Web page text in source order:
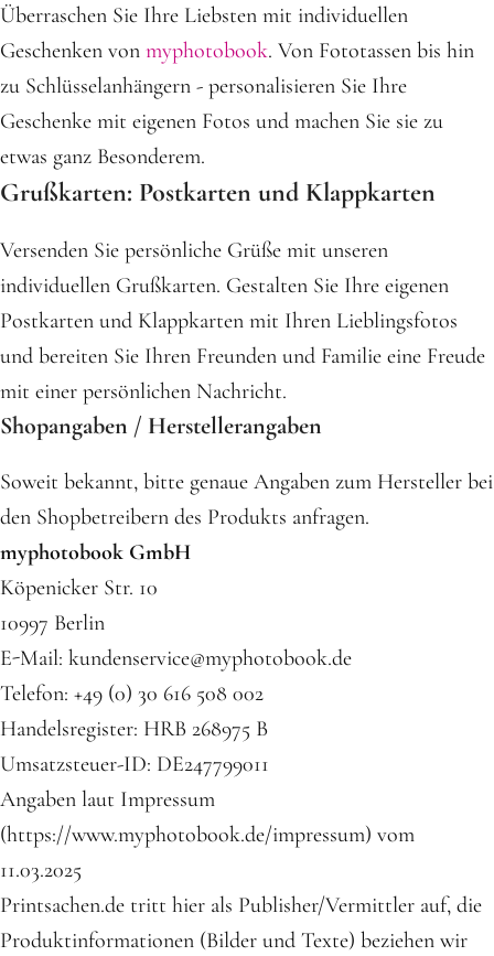
Überraschen Sie Ihre Liebsten mit individuellen
Geschenken von myphotobook. Von Fototassen bis hin
zu Schlüsselanhängern - personalisieren Sie Ihre
Geschenke mit eigenen Fotos und machen Sie sie zu
etwas ganz Besonderem.
Grußkarten: Postkarten und Klappkarten
Versenden Sie persönliche Grüße mit unseren
individuellen Grußkarten. Gestalten Sie Ihre eigenen
Postkarten und Klappkarten mit Ihren Lieblingsfotos
und bereiten Sie Ihren Freunden und Familie eine Freude
mit einer persönlichen Nachricht.
Shopangaben / Herstellerangaben
Soweit bekannt, bitte genaue Angaben zum Hersteller bei
den Shopbetreibern des Produkts anfragen.
myphotobook GmbH
Köpenicker Str. 10
10997 Berlin
E-Mail: kundenservice@myphotobook.de
Telefon: +49 (0) 30 616 508 002
Handelsregister: HRB 268975 B
Umsatzsteuer-ID: DE247799011
Angaben laut Impressum
(https://www.myphotobook.de/impressum) vom
11.03.2025
Printsachen.de tritt hier als Publisher/Vermittler auf, die
Produktinformationen (Bilder und Texte) beziehen wir